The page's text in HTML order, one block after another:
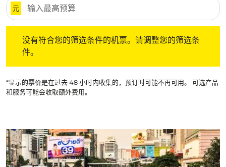
元
没有符合您的筛选条件的机票。请调整您的筛选条
件。
*显示的票价是在过去 48 小时内收集的，预订时可能不再可用。 可选产品
和服务可能会收取额外费用。